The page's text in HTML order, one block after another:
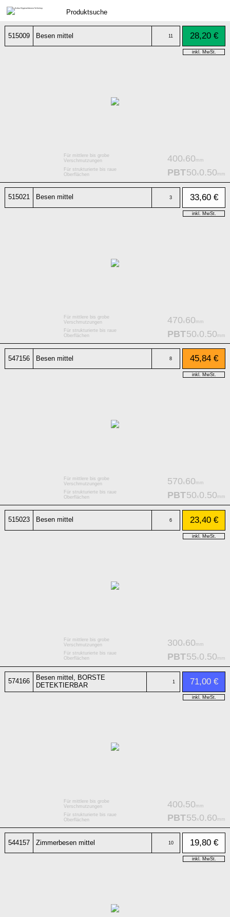
515009 Besen mittel 11 28,20 €
inkl. MwSt.
Für mittlere bis grobe
Verschmutzungen
Für strukturierte bis raue
Oberflächen
400x 60 mm
PBT50x 0.50 mm
515021 Besen mittel 3 33,60 €
inkl. MwSt.
Für mittlere bis grobe
Verschmutzungen
Für strukturierte bis raue
Oberflächen
470 x 60 mm
PBT50 x 0.50 mm
547156 Besen mittel 8 45,84 €
inkl. MwSt.
Für mittlere bis grobe
Verschmutzungen
Für strukturierte bis raue
Oberflächen
570x 60 mm
PBT50x 0.50 mm
515023 Besen mittel 6 23,40 €
inkl. MwSt.
Für mittlere bis grobe
Verschmutzungen
Für strukturierte bis raue
Oberflächen
300 x 60 mm
PBT55 x 0.50 mm
574166
Besen mittel, BORSTE
DETEKTIERBAR
1 71,00 €
inkl. MwSt.
Für mittlere bis grobe
Verschmutzungen
Für strukturierte bis raue
Oberflächen
400 x 50 mm
PBT55x 0.60 mm
544157 Zimmerbesen mittel 10 19,80 €
inkl. MwSt.